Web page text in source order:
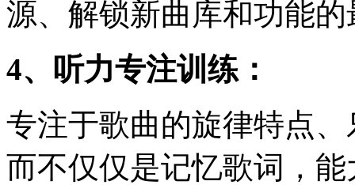
源、解锁新曲库和功能
4、听力专注训练：
专注于歌曲的旋律特点
而不仅仅是记忆歌词，